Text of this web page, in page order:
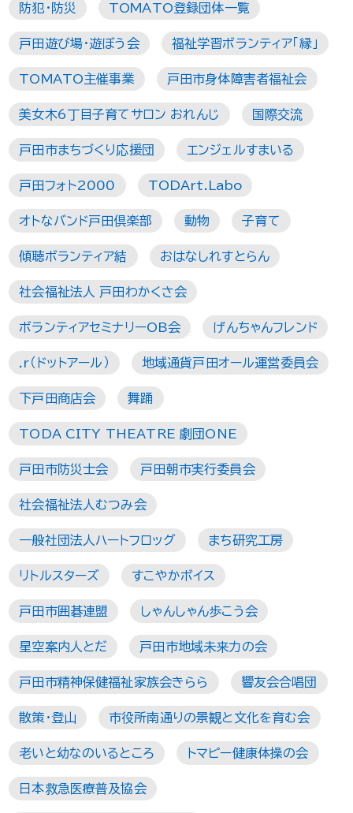
防犯・防災 TOMATO登録団体一覧
戸田遊び場・遊ぼう会 福祉学習ボランティア「縁」
TOMATO主催事業 戸田市身体障害者福祉会
美女木6丁目子育てサロン おれんじ 国際交流
戸田市まちづくり応援団 エンジェルすまいる
戸田フォト2000 TODArt.Labo
オトなバンド戸田倶楽部 動物 子育て
傾聴ボランティア結 おはなしれすとらん
社会福祉法人 戸田わかくさ会
ボランティアセミナリーOB会 げんちゃんフレンド
.r（ドットアール） 地域通貨戸田オール運営委員会
下戸田商店会 舞踊
TODA CITY THEATRE 劇団ONE
戸田市防災士会 戸田朝市実行委員会
社会福祉法人むつみ会
一般社団法人ハートフロッグ まち研究工房
リトルスターズ すこやかボイス
戸田市囲碁連盟 しゃんしゃん歩こう会
星空案内人とだ 戸田市地域未来力の会
戸田市精神保健福祉家族会きらら 響友会合唱団
散策・登山 市役所南通りの景観と文化を育む会
老いと幼なのいるところ トマピー健康体操の会
日本救急医療普及協会